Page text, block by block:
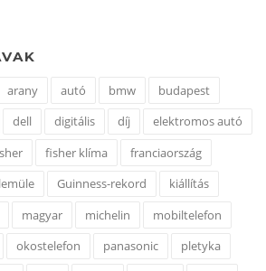
arany autó bmw
budapest
dell digitális díj
elektromos autó
fisher klíma
franciaország
Guinness-rekord
kiállítás
magyar michelin
mobiltelefon
okostelefon panasonic
pletyka